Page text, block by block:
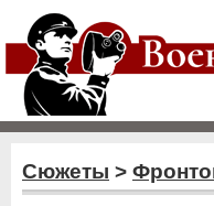
Сюжеты >